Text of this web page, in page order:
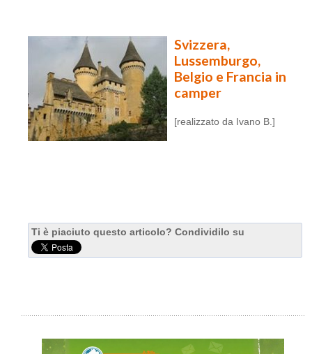
Svizzera,
Lussemburgo,
Belgio e Francia in
camper
[realizzato da Ivano B.]
Ti è piaciuto questo articolo? Condividilo su